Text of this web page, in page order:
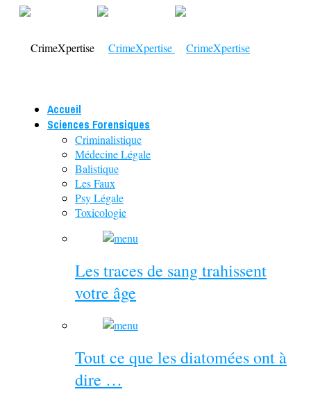
Accueil
Sciences Forensiques
Criminalistique
Médecine Légale
Balistique
Les Faux
Psy Légale
Toxicologie
Les traces de sang trahissent
votre âge
Tout ce que les diatomées ont à
dire …